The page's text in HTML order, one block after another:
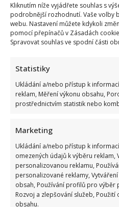
Kliknutím níže vyjádřete souhlas s
podrobnější rozhodnutí. Vaše volby
webu. Nastavení můžete kdykoli
pomocí přepínačů v Zásadách
Spravovat souhlas ve spodní části
Statistiky
Ukládání a/nebo přístup k
reklam, Měření výkonu obsahu,
prostřednictvím statistik nebo
Marketing
Ukládání a/nebo přístup k
omezených údajů k výběru
personalizovanou reklamu,
personalizované reklamy,
obsah, Používání profilů pro výběr
Rozvoj a zlepšování služeb, Použití
obsahu.